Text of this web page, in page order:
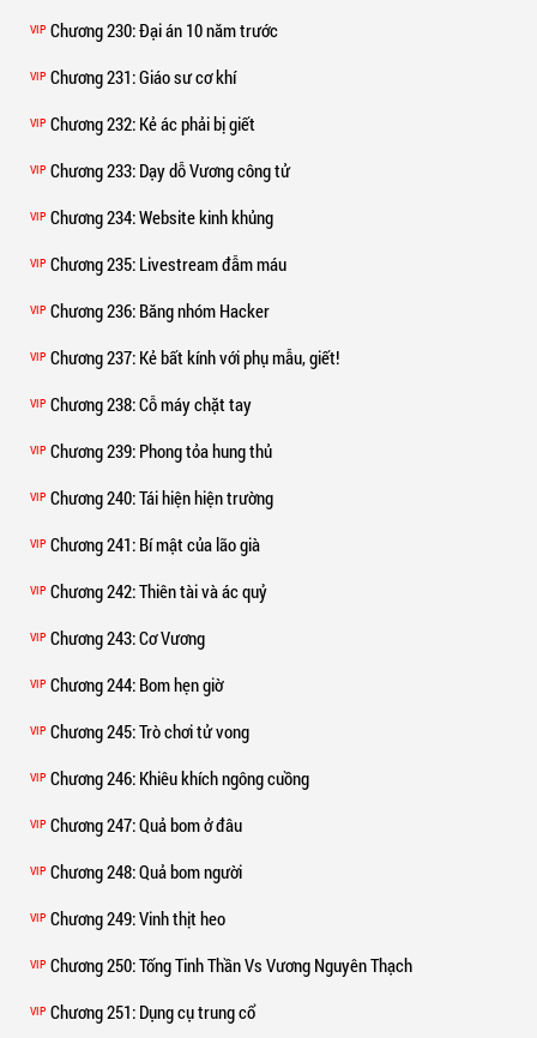
VIP Chương 230: Đại án 10 năm trước
VIP Chương 231: Giáo sư cơ khí
VIP Chương 232: Kẻ ác phải bị giết
VIP Chương 233: Dạy dỗ Vương công tử
VIP Chương 234: Website kinh khủng
VIP Chương 235: Livestream đẫm máu
VIP Chương 236: Băng nhóm Hacker
VIP Chương 237: Kẻ bất kính với phụ mẫu, giết!
VIP Chương 238: Cỗ máy chặt tay
VIP Chương 239: Phong tỏa hung thủ
VIP Chương 240: Tái hiện hiện trường
VIP Chương 241: Bí mật của lão già
VIP Chương 242: Thiên tài và ác quỷ
VIP Chương 243: Cơ Vương
VIP Chương 244: Bom hẹn giờ
VIP Chương 245: Trò chơi tử vong
VIP Chương 246: Khiêu khích ngông cuồng
VIP Chương 247: Quả bom ở đâu
VIP Chương 248: Quả bom người
VIP Chương 249: Vinh thịt heo
VIP Chương 250: Tống Tinh Thần Vs Vương Nguyên Thạch
VIP Chương 251: Dụng cụ trung cổ